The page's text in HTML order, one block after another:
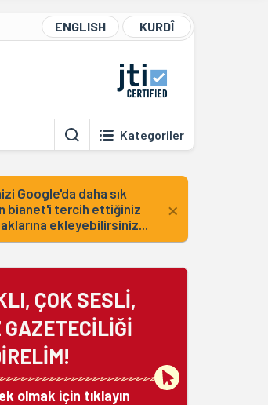
ENGLISH KURDÎ
Kategoriler
Google'da daha sık
bianet'i tercih ettiğiniz
ekleyebilirsiniz...
×
ÇOK SESLİ,
GAZETECİLİĞİ
olmak için tıklayın